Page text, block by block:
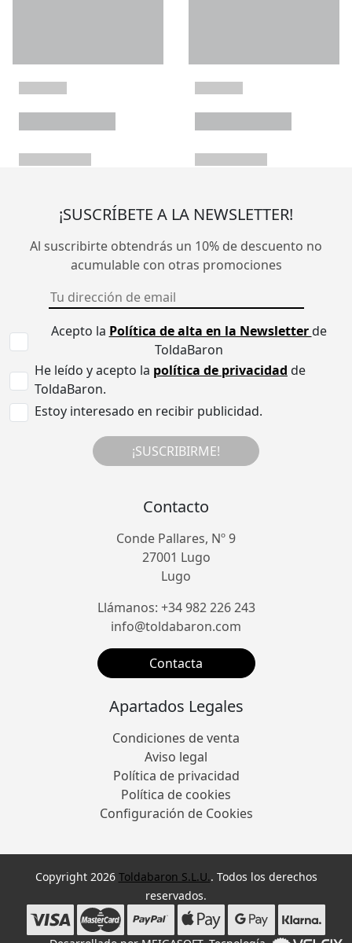
¡SUSCRÍBETE A LA NEWSLETTER!
Al suscribirte obtendrás un 10% de descuento no
acumulable con otras promociones
Acepto la Política de alta en la Newsletterde
ToldaBaron
He leído y acepto la política de privacidad de
ToldaBaron.
Estoy interesado en recibir publicidad.
¡SUSCRIBIRME!
Contacto
Conde Pallares, Nº 9
27001 Lugo
Lugo
Llámanos: +34 982 226 243
info@toldabaron.com
Contacta
Apartados Legales
Condiciones de venta
Aviso legal
Política de privacidad
Política de cookies
Configuración de Cookies
Copyright 2026 Toldabaron S.L.U.. Todos los derechos
reservados.